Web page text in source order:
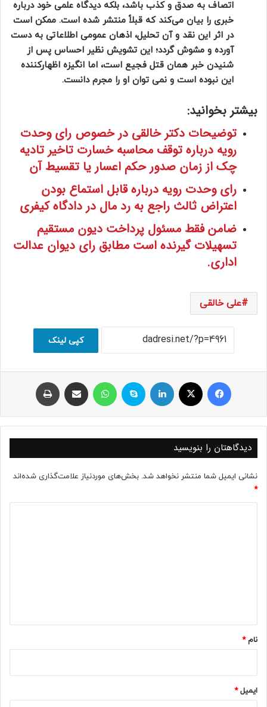
اتصاف به صدق و کذب باشد، بلکه دیدگاه علمی خود درباره
خبری را بیان می‌کند که قبلاً منتشر شده است. ممکن است
در اثر این نقد و آن تحلیل، اذهان عمومی اطلاعاتی به دست
آورده و مشوش گردد؛ این تشویش نظیر احساس پس از
شنیدن خبر همان قتل فجیع است، اما انگیزه اظهارکننده
این نبوده است و نمی توان او را مجرم دانست.
بیشتر بخوانید:
توضیحات دکتر خالقی در خصوص رای وحدت
رویه درباره توقف محاسبه خسارت تاخیر تادیه
چک از زمان صدور حکم اعسار یا تقسیط آن
رای وحدت رویه درباره قابل استماع بودن
اعتراض ثالث راجع به رد مال در دادگاه کیفری
ضامن فقط مسئول پرداخت دیون مستقیم
تسهیلات گیرنده است مطابق رای دیوان عدالت
اداری.
علی خالقی
کپی لینک
فیسبوک ایکس لینکداین اسکایپ واتس آپ اشتراک با ایمیل
دیدگاهتان را بنویسید
نشانی ایمیل شما منتشر نخواهد شد. بخش‌های موردنیاز علامت‌گذاری شده‌اند
*
نام*
ایمیل*